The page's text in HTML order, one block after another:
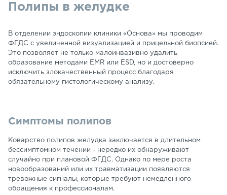
Полипы в желудке
В отделении эндоскопии клиники «Основа» мы проводим
ФГДС с увеличенной визуализацией и прицельной биопсией.
Это позволяет не только малоинвазивно удалить
образование методами EMR или ESD, но и достоверно
исключить злокачественный процесс благодаря
обязательному гистологическому анализу.
Симптомы полипов
Коварство полипов желудка заключается в длительном
бессимптомном течении - нередко их обнаруживают
случайно при плановой ФГДС. Однако по мере роста
новообразований или их травматизации появляются
тревожные сигналы, которые требуют немедленного
обращения к профессионалам.